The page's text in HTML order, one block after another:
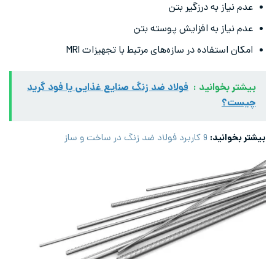
عدم نیاز به درزگیر بتن
عدم نیاز به افزایش پوسته بتن
امکان استفاده در سازه‌های مرتبط با تجهیزات MRI
بیشتر بخوانید : فولاد ضد زنگ صنایع غذایی یا فود گرید
چیست؟
بیشتر بخوانید: 9 کاربرد فولاد ضد زنگ در ساخت و ساز